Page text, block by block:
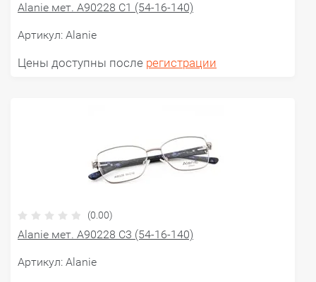
Alanie мет. A90228 С1 (54-16-140)
Артикул: Alanie
Цены доступны после регистрации
(0.00)
Alanie мет. A90228 С3 (54-16-140)
Артикул: Alanie